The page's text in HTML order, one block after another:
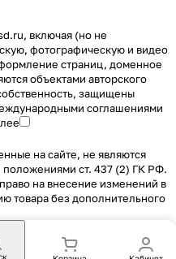
включая (но не
фотографическую и видео
страниц, доменное
объектами авторского
защищены
соглашениями
на сайте, не являются
ст. 437 (2) ГК РФ.
на внесение изменений в
товара без дополнительного